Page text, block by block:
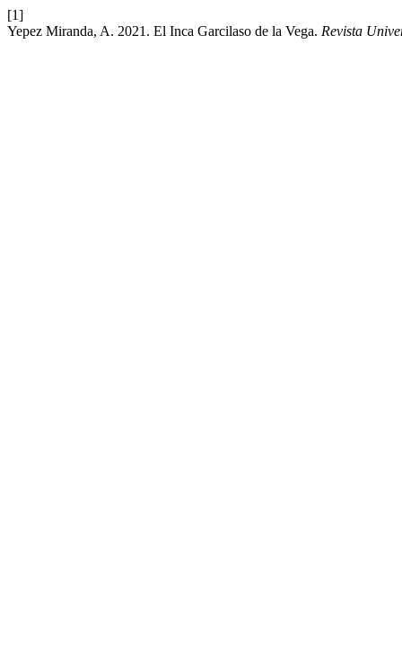
[1]
Yepez Miranda, A. 2021. El Inca Garcilaso de la Vega. Revista